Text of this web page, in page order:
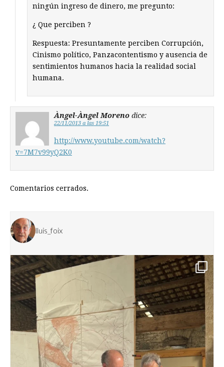
ningún ingreso de dinero, me pregunto:
¿ Que perciben ?
Respuesta: Presuntamente perciben Corrupción,
Cinismo político, Panzacontentismo y ausencia de
sentimientos humanos hacia la realidad social
humana.
Àngel-Àngel Moreno dice:
22/11/2013 a las 19:51
http://www.youtube.com/watch?
v=7M7v99yQ2K0
Comentarios cerrados.
lluis_foix